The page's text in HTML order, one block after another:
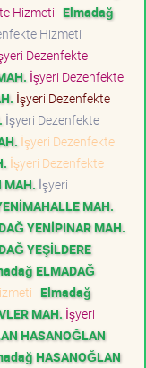
Hizmeti Elmadağ
Hizmeti
Dezenfekte
İşyeri Dezenfekte
İşyeri Dezenfekte
İşyeri Dezenfekte
İşyeri Dezenfekte
İşyeri Dezenfekte
MAH. İşyeri
MAH.
YENİPINAR MAH.
YEŞİLDERE
ELMADAĞ
Elmadağ
MAH. İşyeri
HASANOĞLAN
HASANOĞLAN